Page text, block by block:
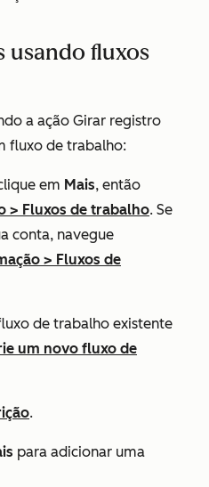
usando fluxos
a ação Girar registro
fluxo de trabalho:
em Mais, então
> Fluxos de trabalho. Se
conta, navegue
> Fluxos de
de trabalho existente
um novo fluxo de
.
para adicionar uma